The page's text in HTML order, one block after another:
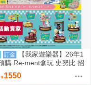
訂金
【我家遊樂器】26年1
購 Re-ment盒玩 史努比 招
1550